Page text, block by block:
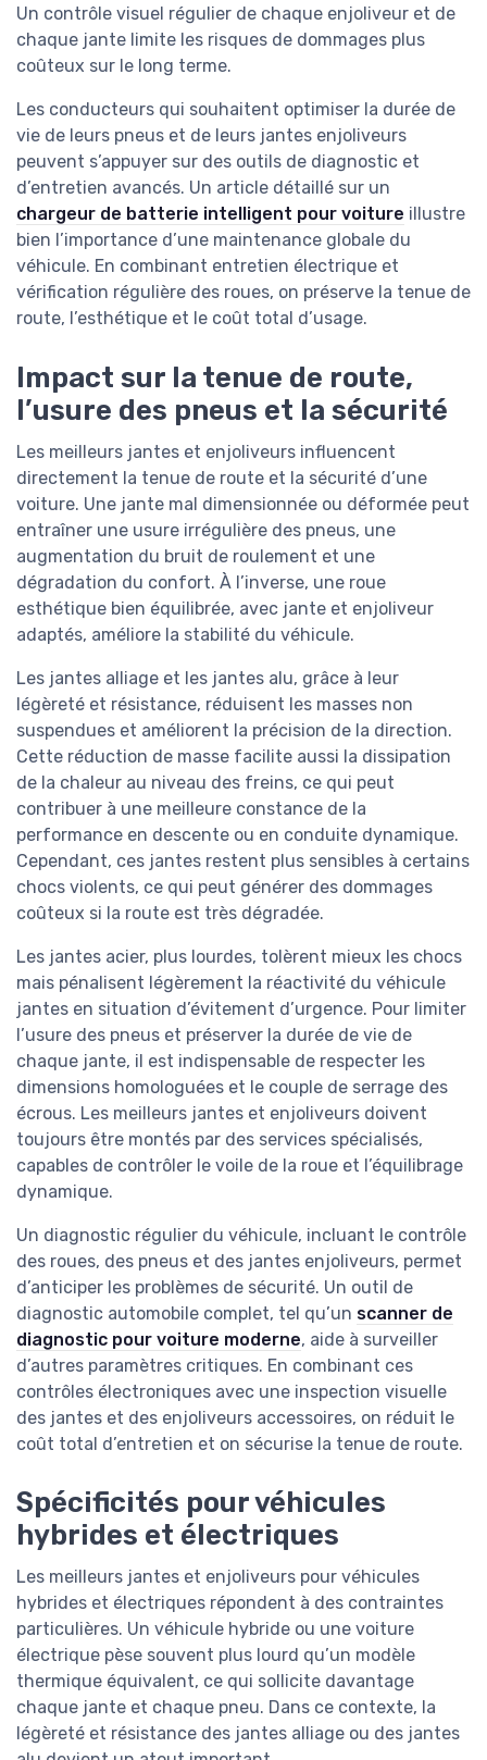
Un contrôle visuel régulier de chaque enjoliveur et de
chaque jante limite les risques de dommages plus
coûteux sur le long terme.
Les conducteurs qui souhaitent optimiser la durée de
vie de leurs pneus et de leurs jantes enjoliveurs
peuvent s’appuyer sur des outils de diagnostic et
d’entretien avancés. Un article détaillé sur un
chargeur de batterie intelligent pour voiture illustre
bien l’importance d’une maintenance globale du
véhicule. En combinant entretien électrique et
vérification régulière des roues, on préserve la tenue de
route, l’esthétique et le coût total d’usage.
Impact sur la tenue de route,
l’usure des pneus et la sécurité
Les meilleurs jantes et enjoliveurs influencent
directement la tenue de route et la sécurité d’une
voiture. Une jante mal dimensionnée ou déformée peut
entraîner une usure irrégulière des pneus, une
augmentation du bruit de roulement et une
dégradation du confort. À l’inverse, une roue
esthétique bien équilibrée, avec jante et enjoliveur
adaptés, améliore la stabilité du véhicule.
Les jantes alliage et les jantes alu, grâce à leur
légèreté et résistance, réduisent les masses non
suspendues et améliorent la précision de la direction.
Cette réduction de masse facilite aussi la dissipation
de la chaleur au niveau des freins, ce qui peut
contribuer à une meilleure constance de la
performance en descente ou en conduite dynamique.
Cependant, ces jantes restent plus sensibles à certains
chocs violents, ce qui peut générer des dommages
coûteux si la route est très dégradée.
Les jantes acier, plus lourdes, tolèrent mieux les chocs
mais pénalisent légèrement la réactivité du véhicule
jantes en situation d’évitement d’urgence. Pour limiter
l’usure des pneus et préserver la durée de vie de
chaque jante, il est indispensable de respecter les
dimensions homologuées et le couple de serrage des
écrous. Les meilleurs jantes et enjoliveurs doivent
toujours être montés par des services spécialisés,
capables de contrôler le voile de la roue et l’équilibrage
dynamique.
Un diagnostic régulier du véhicule, incluant le contrôle
des roues, des pneus et des jantes enjoliveurs, permet
d’anticiper les problèmes de sécurité. Un outil de
diagnostic automobile complet, tel qu’un scanner de
diagnostic pour voiture moderne, aide à surveiller
d’autres paramètres critiques. En combinant ces
contrôles électroniques avec une inspection visuelle
des jantes et des enjoliveurs accessoires, on réduit le
coût total d’entretien et on sécurise la tenue de route.
Spécificités pour véhicules
hybrides et électriques
Les meilleurs jantes et enjoliveurs pour véhicules
hybrides et électriques répondent à des contraintes
particulières. Un véhicule hybride ou une voiture
électrique pèse souvent plus lourd qu’un modèle
thermique équivalent, ce qui sollicite davantage
chaque jante et chaque pneu. Dans ce contexte, la
légèreté et résistance des jantes alliage ou des jantes